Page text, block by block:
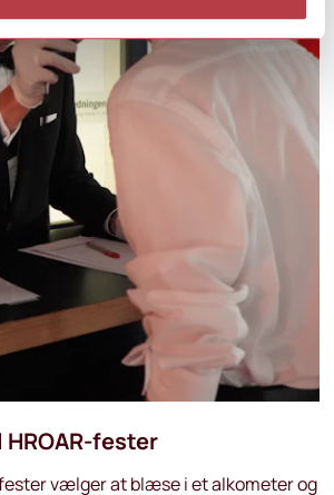
fester
vælger at blæse i et alkometer og